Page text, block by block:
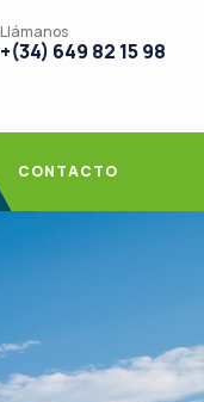
Llámanos
+(34) 649 82 15 98
CONTACTO